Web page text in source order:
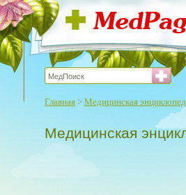
Главная > Медицинская
Медицинская